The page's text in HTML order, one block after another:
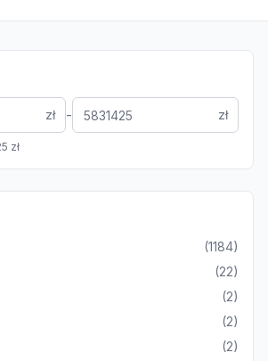
zł - zł
zł
(1184)
(22)
(2)
(2)
(2)